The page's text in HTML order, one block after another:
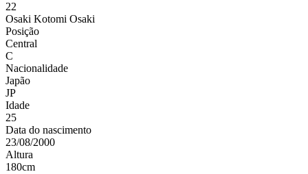
22
Osaki Kotomi Osaki
Posição
Central
C
Nacionalidade
Japão
JP
Idade
25
Data do nascimento
23/08/2000
Altura
180cm